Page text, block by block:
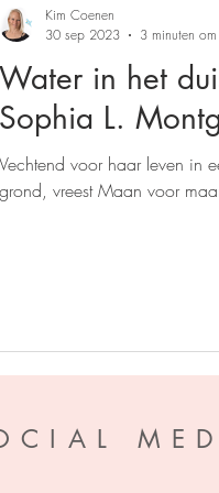
Water in het
Sophia L.
Vechtend voor haar leven in
grond, vreest Maan voor
Kim Coenen
30 sep 2023
3 minuten